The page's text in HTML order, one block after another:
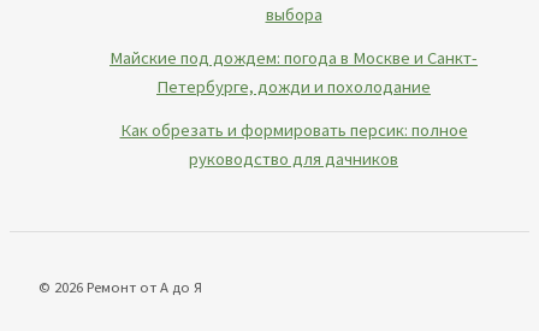
выбора
Майские под дождем: погода в Москве и Санкт-
Петербурге, дожди и похолодание
Как обрезать и формировать персик: полное
руководство для дачников
© 2026 Ремонт от А до Я